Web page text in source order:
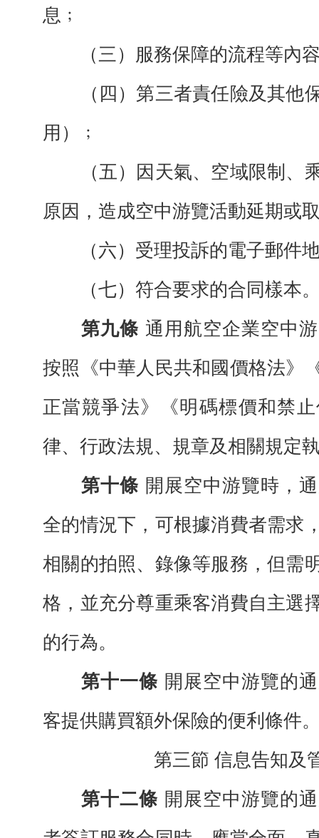
息﹔
（三）服務保障的流程等內
（四）第三者責任險及其他
用 ）﹔
（五）因天氣、空域限制、
原因，造成空中游覽活動延期或
（六）受理投訴的電子郵件
（七）符合要求的合同樣本
第九條 通用航空企業空中
按照《中華人民共和國價格法》
正當競爭法》《明碼標價和禁
律、行政法規、規章及相關規定
第十條 開展空中游覽時，
全的情況下，可根據消費者需求
相關的拍照、錄像等服務，但需
格，並充分尊重乘客消費自主選
的行為。
第十一條 開展空中游覽的
客提供購買額外保險的便利條件
第三節 信息告知及
第十二條 開展空中游覽的